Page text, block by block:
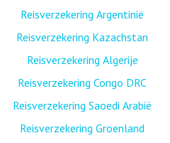
Reisverzekering Argentinië
Reisverzekering Kazachstan
Reisverzekering Algerije
Reisverzekering Congo DRC
Reisverzekering Saoedi Arabië
Reisverzekering Groenland